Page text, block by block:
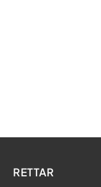
RETTAR